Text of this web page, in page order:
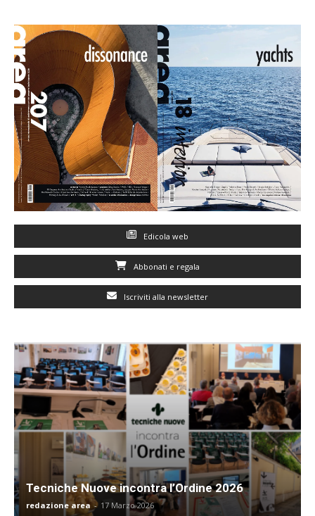
Edicola web
Abbonati e regala
Iscriviti alla newsletter
Tecniche Nuove incontra l’Ordine 2026
redazione area - 17 Marzo 2026